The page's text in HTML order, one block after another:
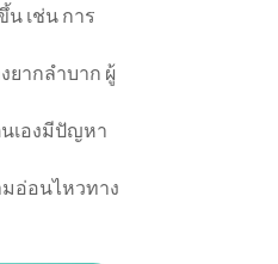
น เช่น การ
ยากลำบาก ผู้
เองมีปัญหา
อ่อนไหวทาง